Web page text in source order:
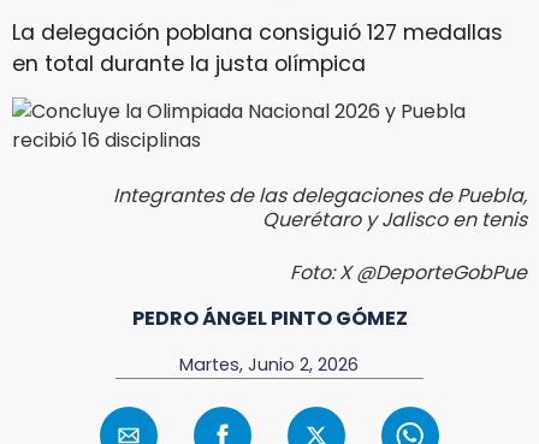
La delegación poblana consiguió 127 medallas
en total durante la justa olímpica
Integrantes de las delegaciones de Puebla,
Querétaro y Jalisco en tenis
Foto: X @DeporteGobPue
PEDRO ÁNGEL PINTO GÓMEZ
Martes, Junio 2, 2026